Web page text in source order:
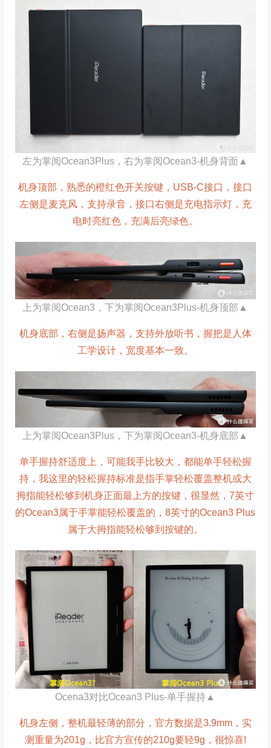
左为掌阅Ocean3Plus，右为掌阅Ocean3-机身背面▲
机身顶部，熟悉的橙红色开关按键，USB-C接口，接口
左侧是麦克风，支持录音，接口右侧是充电指示灯，充
电时亮红色，充满后亮绿色。
上为掌阅Ocean3，下为掌阅Ocean3Plus-机身顶部▲
机身底部，右侧是扬声器，支持外放听书，握把是人体
工学设计，宽度基本一致。
上为掌阅Ocean3Plus，下为掌阅Ocean3-机身底部▲
单手握持舒适度上，可能我手比较大，都能单手轻松握
持，我这里的轻松握持标准是指手掌轻松覆盖整机或大
拇指能轻松够到机身正面最上方的按键，很显然，7英寸
的Ocean3属于手掌能轻松覆盖的，8英寸的Ocean3 Plus
属于大拇指能轻松够到按键的。
Ocena3对比Ocean3 Plus-单手握持▲
机身左侧，整机最轻薄的部分，官方数据是3.9mm，实
测重量为201g，比官方宣传的210g要轻9g，很惊喜!